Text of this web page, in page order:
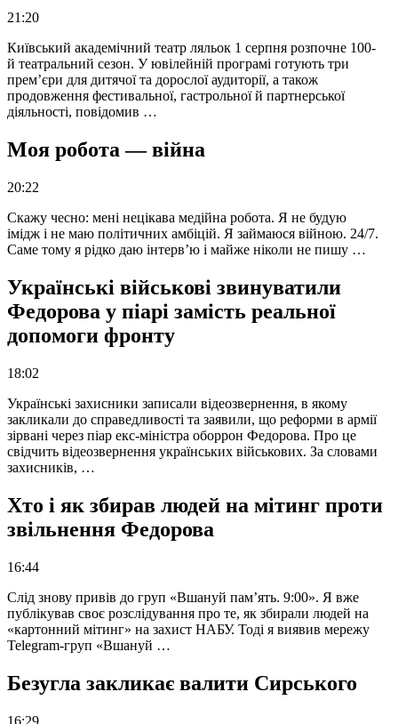
21:20
Київський академічний театр ляльок 1 серпня розпочне 100-
й театральний сезон. У ювілейній програмі готують три
прем’єри для дитячої та дорослої аудиторії, а також
продовження фестивальної, гастрольної й партнерської
діяльності, повідомив …
Моя робота — війна
20:22
Скажу чесно: мені нецікава медійна робота. Я не будую
імідж і не маю політичних амбіцій. Я займаюся війною. 24/7.
Саме тому я рідко даю інтерв’ю і майже ніколи не пишу …
Українські військові звинуватили
Федорова у піарі замість реальної
допомоги фронту
18:02
Українські захисники записали відеозвернення, в якому
закликали до справедливості та заявили, що реформи в армії
зірвані через піар екс-міністра оборрон Федорова. Про це
свідчить відеозвернення українських військових. За словами
захисників, …
Хто і як збирав людей на мітинг проти
звільнення Федорова
16:44
Слід знову привів до груп «Вшануй пам’ять. 9:00». Я вже
публікував своє розслідування про те, як збирали людей на
«картонний мітинг» на захист НАБУ. Тоді я виявив мережу
Telegram-груп «Вшануй …
Безугла закликає валити Сирського
16:29